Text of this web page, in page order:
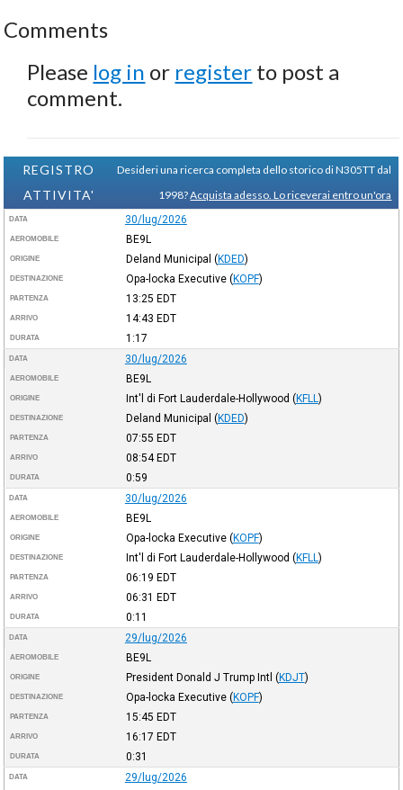
Comments
Please log in or register to post a
comment.
REGISTRO
ATTIVITA'
Desideri una ricerca completa dello storico di N305TT dal
1998?Acquista adesso. Lo riceverai entro un'ora
DATA 30/lug/2026
AEROMOBILE BE9L
ORIGINE Deland Municipal (KDED)
DESTINAZIONE Opa-locka Executive (KOPF)
PARTENZA 13:25 EDT
ARRIVO 14:43 EDT
DURATA 1:17
DATA 30/lug/2026
AEROMOBILE BE9L
ORIGINE Int'l di Fort Lauderdale-Hollywood (KFLL )
DESTINAZIONE Deland Municipal (KDED)
PARTENZA 07:55 EDT
ARRIVO 08:54EDT
DURATA 0:59
DATA 30/lug/2026
AEROMOBILE BE9L
ORIGINE Opa-locka Executive (KOPF)
DESTINAZIONE Int'l di Fort Lauderdale-Hollywood (KFLL )
PARTENZA 06:19 EDT
ARRIVO 06:31 EDT
DURATA 0:11
DATA 29/lug/2026
AEROMOBILE BE9L
ORIGINE President Donald J Trump Intl (KDJT)
DESTINAZIONE Opa-locka Executive (KOPF)
PARTENZA 15:45 EDT
ARRIVO 16:17 EDT
DURATA 0:31
DATA 29/lug/2026